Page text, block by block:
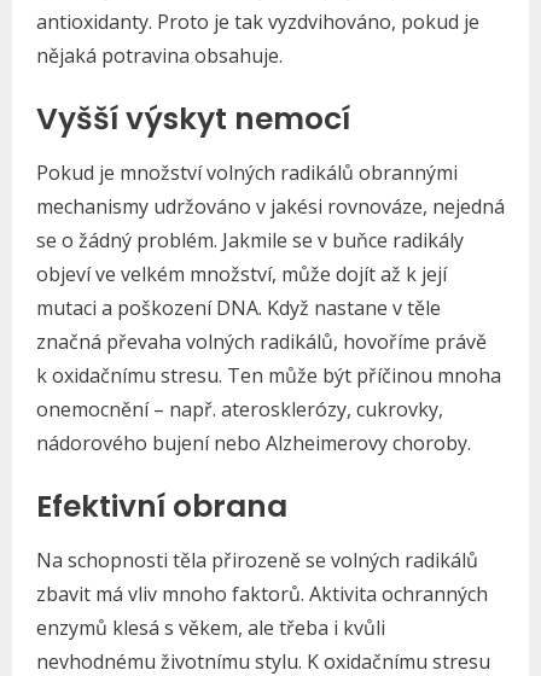
antioxidanty. Proto je tak vyzdvihováno, pokud je
nějaká potravina obsahuje.
Vyšší výskyt nemocí
Pokud je množství volných radikálů obrannými
mechanismy udržováno v jakési rovnováze, nejedná
se o žádný problém. Jakmile se v buňce radikály
objeví ve velkém množství, může dojít až k její
mutaci a poškození DNA. Když nastane v těle
značná převaha volných radikálů, hovoříme právě
k oxidačnímu stresu. Ten může být příčinou mnoha
onemocnění – např. aterosklerózy, cukrovky,
nádorového bujení nebo Alzheimerovy choroby.
Efektivní obrana
Na schopnosti těla přirozeně se volných radikálů
zbavit má vliv mnoho faktorů. Aktivita ochranných
enzymů klesá s věkem, ale třeba i kvůli
nevhodnému životnímu stylu. K oxidačnímu stresu